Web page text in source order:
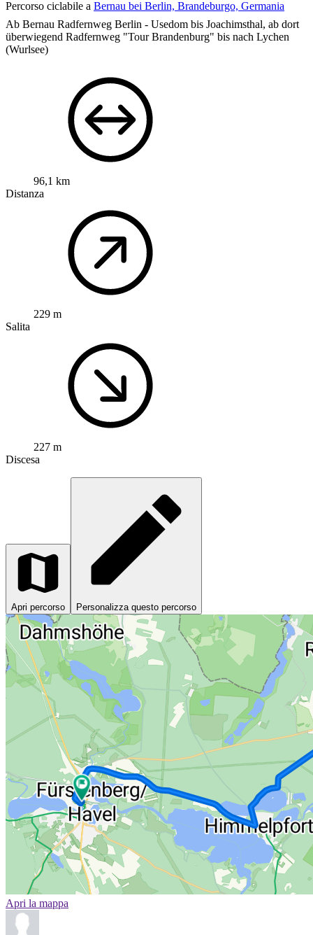
Percorso ciclabile a Bernau bei Berlin, Brandeburgo, Germania
Ab Bernau Radfernweg Berlin - Usedom bis Joachimsthal, ab dort
überwiegend Radfernweg "Tour Brandenburg" bis nach Lychen
(Wurlsee)
96,1 km
Distanza
229 m
Salita
227 m
Discesa
Apri percorso Personalizza questo percorso
Apri la mappa